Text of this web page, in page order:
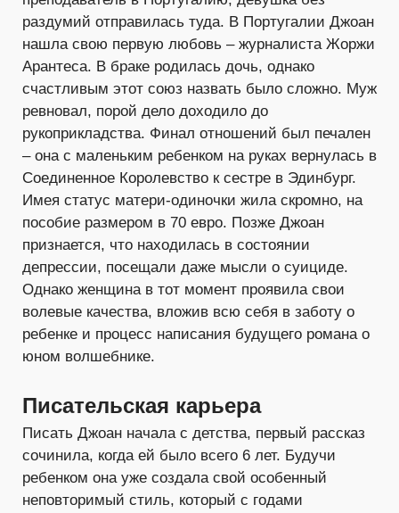
раздумий отправилась туда. В Португалии Джоан
нашла свою первую любовь – журналиста Жоржи
Арантеса. В браке родилась дочь, однако
счастливым этот союз назвать было сложно. Муж
ревновал, порой дело доходило до
рукоприкладства. Финал отношений был печален
– она с маленьким ребенком на руках вернулась в
Соединенное Королевство к сестре в Эдинбург.
Имея статус матери-одиночки жила скромно, на
пособие размером в 70 евро. Позже Джоан
признается, что находилась в состоянии
депрессии, посещали даже мысли о суициде.
Однако женщина в тот момент проявила свои
волевые качества, вложив всю себя в заботу о
ребенке и процесс написания будущего романа о
юном волшебнике.
Писательская карьера
Писать Джоан начала с детства, первый рассказ
сочинила, когда ей было всего 6 лет. Будучи
ребенком она уже создала свой особенный
неповторимый стиль, который с годами